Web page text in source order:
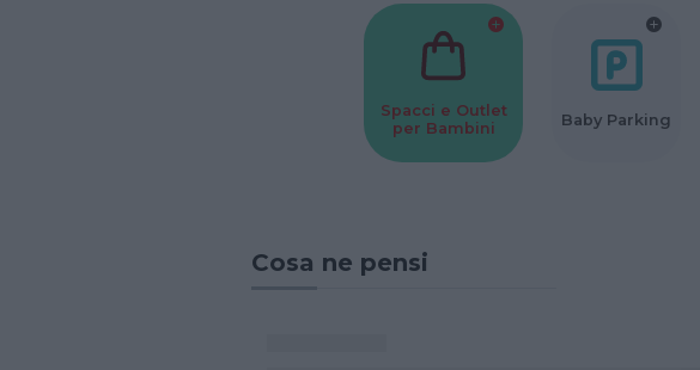
Spacci e Outlet
per Bambini
Baby Parking
Cosa ne pensi